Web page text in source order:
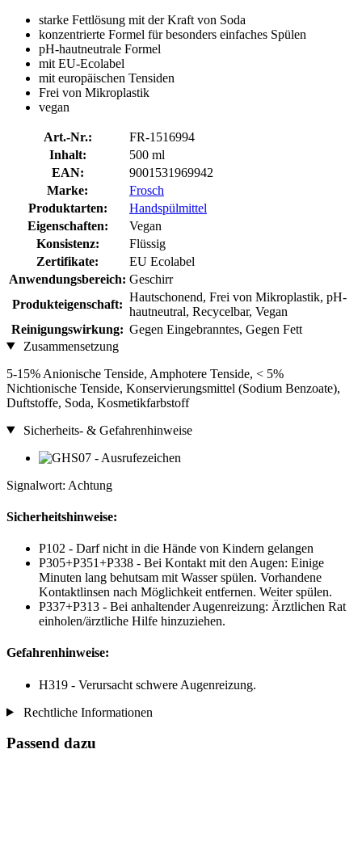
starke Fettlösung mit der Kraft von Soda
konzentrierte Formel für besonders einfaches Spülen
pH-hautneutrale Formel
mit EU-Ecolabel
mit europäischen Tensiden
Frei von Mikroplastik
vegan
Art.-Nr.:
FR-1516994
Inhalt:
500 ml
EAN:
9001531969942
Marke:
Frosch
Produktarten:
Handspülmittel
Eigenschaften:
Vegan
Konsistenz:
Flüssig
Zertifikate:
EU Ecolabel
Anwendungsbereich: Geschirr
Produkteigenschaft:
Hautschonend, Frei von Mikroplastik, pH-
hautneutral, Recycelbar, Vegan
Reinigungswirkung: Gegen Eingebranntes, Gegen Fett
Zusammensetzung
5-15% Anionische Tenside, Amphotere Tenside, < 5%
Nichtionische Tenside, Konservierungsmittel (Sodium Benzoate),
Duftstoffe, Soda, Kosmetikfarbstoff
Sicherheits- & Gefahrenhinweise
Signalwort: Achtung
Sicherheitshinweise:
P102 - Darf nicht in die Hände von Kindern gelangen
P305+P351+P338 - Bei Kontakt mit den Augen: Einige
Minuten lang behutsam mit Wasser spülen. Vorhandene
Kontaktlinsen nach Möglichkeit entfernen. Weiter spülen.
P337+P313 - Bei anhaltender Augenreizung: Ärztlichen Rat
einholen/ärztliche Hilfe hinzuziehen.
Gefahrenhinweise:
H319 - Verursacht schwere Augenreizung.
Rechtliche Informationen
Passend dazu